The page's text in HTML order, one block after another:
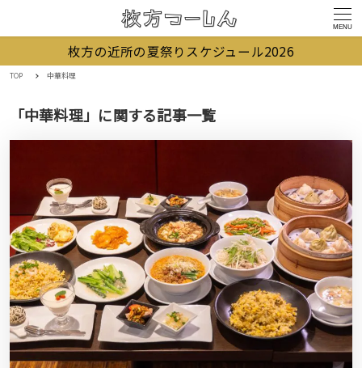
MENU
枚方の近所の夏祭りスケジュール2026
TOP 中華料理
「中華料理」に関する記事一覧